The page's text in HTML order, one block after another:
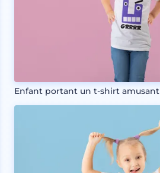
Enfant portant un t-shirt amusant